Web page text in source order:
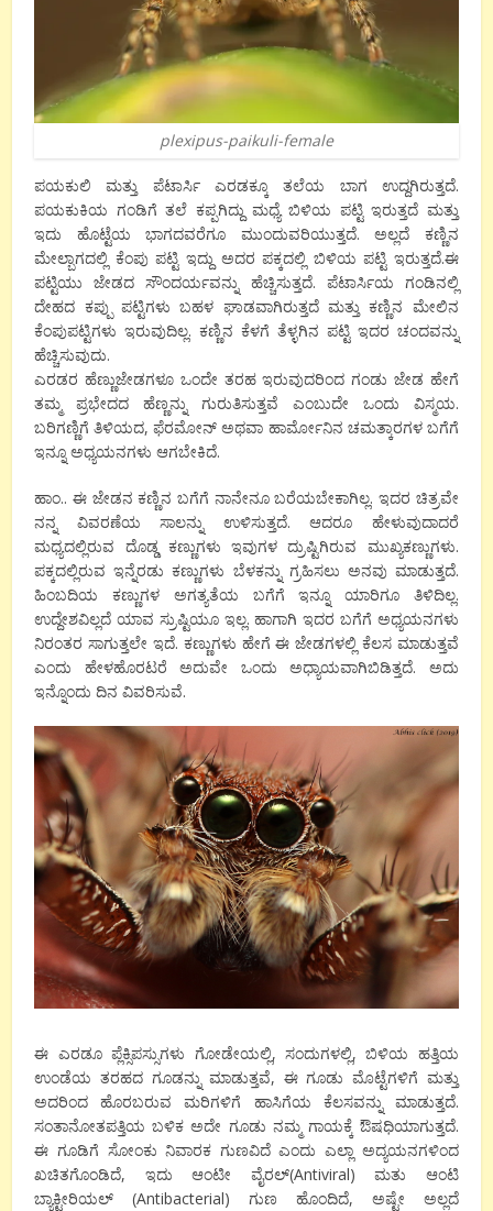
plexipus-paikuli-female
ಪಯಕುಲಿ ಮತ್ತು ಪೆಟಾರ್ಸಿ ಎರಡಕ್ಕೂ ತಲೆಯ ಬಾಗ ಉದ್ದಗಿರುತ್ತದೆ.
ಪಯಕುಕಿಯ ಗಂಡಿಗೆ ತಲೆ ಕಪ್ಪಗಿದ್ದು ಮಧ್ಯೆ ಬಿಳಿಯ ಪಟ್ಟಿ ಇರುತ್ತದೆ ಮತ್ತು
ಇದು ಹೊಟ್ಟೆಯ ಭಾಗದವರೆಗೂ ಮುಂದುವರಿಯುತ್ತದೆ. ಅಲ್ಲದೆ ಕಣ್ಣಿನ
ಮೇಲ್ಬಾಗದಲ್ಲಿ ಕೆಂಪು ಪಟ್ಟಿ ಇದ್ದು ಅದರ ಪಕ್ಕದಲ್ಲಿ ಬಿಳಿಯ ಪಟ್ಟಿ ಇರುತ್ತದೆ.ಈ
ಪಟ್ಟಿಯು ಜೇಡದ ಸೌಂದರ್ಯವನ್ನು ಹೆಚ್ಚಿಸುತ್ತದೆ. ಪೆಟಾರ್ಸಿಯ ಗಂಡಿನಲ್ಲಿ
ದೇಹದ ಕಪ್ಪು ಪಟ್ಟಿಗಳು ಬಹಳ ಘಾಡವಾಗಿರುತ್ತದೆ ಮತ್ತು ಕಣ್ಣಿನ ಮೇಲಿನ
ಕೆಂಪುಪಟ್ಟಿಗಳು ಇರುವುದಿಲ್ಲ. ಕಣ್ಣಿನ ಕೆಳಗೆ ತೆಳ್ಳಗಿನ ಪಟ್ಟಿ ಇದರ ಚಂದವನ್ನು
ಹೆಚ್ಚಿಸುವುದು.
ಎರಡರ ಹೆಣ್ಣುಜೇಡಗಳೂ ಒಂದೇ ತರಹ ಇರುವುದರಿಂದ ಗಂಡು ಜೇಡ ಹೇಗೆ
ತಮ್ಮ ಪ್ರಭೇದದ ಹೆಣ್ಣನ್ನು ಗುರುತಿಸುತ್ತವೆ ಎಂಬುದೇ ಒಂದು ವಿಸ್ಮಯ.
ಬರಿಗಣ್ಣಿಗೆ ತಿಳಿಯದ, ಫೆರಮೋನ್ ಅಥವಾ ಹಾರ್ಮೋನಿನ ಚಮತ್ಕಾರಗಳ ಬಗೆಗೆ
ಇನ್ನೂ ಅಧ್ಯಯನಗಳು ಆಗಬೇಕಿದೆ.
ಹಾಂ.. ಈ ಜೇಡನ ಕಣ್ಣಿನ ಬಗೆಗೆ ನಾನೇನೂ ಬರೆಯಬೇಕಾಗಿಲ್ಲ. ಇದರ ಚಿತ್ರವೇ
ನನ್ನ ವಿವರಣೆಯ ಸಾಲನ್ನು ಉಳಿಸುತ್ತದೆ. ಆದರೂ ಹೇಳುವುದಾದರೆ
ಮಧ್ಯದಲ್ಲಿರುವ ದೊಡ್ಡ ಕಣ್ಣುಗಳು ಇವುಗಳ ದ್ರುಷ್ಟಿಗಿರುವ ಮುಖ್ಯಕಣ್ಣುಗಳು.
ಪಕ್ಕದಲ್ಲಿರುವ ಇನ್ನೆರಡು ಕಣ್ಣುಗಳು ಬೆಳಕನ್ನು ಗ್ರಹಿಸಲು ಅನವು ಮಾಡುತ್ತದೆ.
ಹಿಂಬದಿಯ ಕಣ್ಣುಗಳ ಅಗತ್ಯತೆಯ ಬಗೆಗೆ ಇನ್ನೂ ಯಾರಿಗೂ ತಿಳಿದಿಲ್ಲ.
ಉದ್ದೇಶವಿಲ್ಲದೆ ಯಾವ ಸ್ರುಷ್ಟಿಯೂ ಇಲ್ಲ. ಹಾಗಾಗಿ ಇದರ ಬಗೆಗೆ ಅಧ್ಯಯನಗಳು
ನಿರಂತರ ಸಾಗುತ್ತಲೇ ಇದೆ. ಕಣ್ಣುಗಳು ಹೇಗೆ ಈ ಜೇಡಗಳಲ್ಲಿ ಕೆಲಸ ಮಾಡುತ್ತವೆ
ಎಂದು ಹೇಳಹೊರಟರೆ ಅದುವೇ ಒಂದು ಅಧ್ಯಾಯವಾಗಿಬಿಡಿತ್ತದೆ. ಅದು
ಇನ್ನೊಂದು ದಿನ ವಿವರಿಸುವೆ.
ಈ ಎರಡೂ ಪ್ಲೆಕ್ಸಿಪಸ್ಸುಗಳು ಗೋಡೇಯಲ್ಲಿ, ಸಂದುಗಳಲ್ಲಿ, ಬಿಳಿಯ ಹತ್ತಿಯ
ಉಂಡೆಯ ತರಹದ ಗೂಡನ್ನು ಮಾಡುತ್ತವೆ, ಈ ಗೂಡು ಮೊಟ್ಟೆಗಳಿಗೆ ಮತ್ತು
ಅದರಿಂದ ಹೊರಬರುವ ಮರಿಗಳಿಗೆ ಹಾಸಿಗೆಯ ಕೆಲಸವನ್ನು ಮಾಡುತ್ತದೆ.
ಸಂತಾನೋತಪತ್ತಿಯ ಬಳಿಕ ಅದೇ ಗೂಡು ನಮ್ಮ ಗಾಯಕ್ಕೆ ಔಷಧಿಯಾಗುತ್ತದೆ.
ಈ ಗೂಡಿಗೆ ಸೋಂಕು ನಿವಾರಕ ಗುಣವಿದೆ ಎಂದು ಎಲ್ಲಾ ಅದ್ಯಯನಗಳಿಂದ
ಖಚಿತಗೊಂಡಿದೆ, ಇದು ಆಂಟೀ ವೈರಲ್(Antiviral) ಮತು ಆಂಟಿ
ಬ್ಯಾಕ್ಟೀರಿಯಲ್ (Antibacterial) ಗುಣ ಹೊಂದಿದೆ, ಅಷ್ಟೇ ಅಲ್ಲದೆ